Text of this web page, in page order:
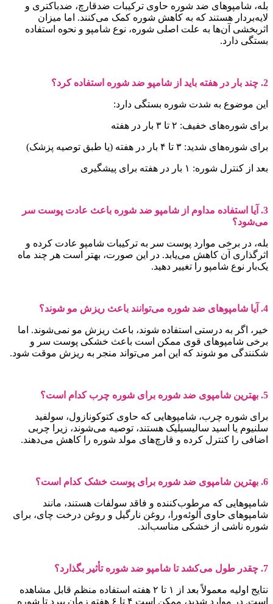
شامپوهای ضد شوره حاوی ترکیبات ضدقارچ، ضدباکتری و
هستند که به کاهش شوره کمک می‌کنند. اما میزان
آن‌ها به علت اصلی شوره، نوع شامپو و نحوه استفاده
دارد.
موضوع به شدت شوره بستگی دارد:
شوره‌های خفیف: ۲ تا ۳ بار در هفته
شوره‌های شدید: ۳ تا ۴ بار در هفته (یا طبق توصیه پزشک)
از کنترل شوره: ۱ بار در هفته برای پیشگیری
3. آیا استفاده مداوم از شامپو ضد شوره باعث عادت پوست سر
در برخی موارد پوست سر به ترکیبات شامپو عادت کرده و
آن کاهش می‌یابد. در این صورت، بهتر است هر چند ماه
نوع شامپو را تغییر دهید.
اگر به درستی استفاده شوند، باعث ریزش مو نمی‌شوند. اما
شامپوهای قوی ممکن است باعث خشکی پوست سر و
مو شوند که این امر می‌تواند منجر به ریزش موقت شود.
شوره چرب، شامپوهایی که حاوی کتوکونازول، سولفید
یا اسید سالیسیلیک هستند، توصیه می‌شوند، زیرا چربی
را کنترل کرده و قارچ‌های مولد شوره را کاهش می‌دهند.
که مرطوب‌کننده و فاقد سولفات هستند، مانند
حاوی آلوئه‌ورا، روغن نارگیل و روغن درخت چای، برای
ناشی از خشکی مناسب‌اند.
نتایج اولیه معمولاً بعد از ۱ تا ۲ هفته استفاده منظم قابل مشاهده
است. در موارد شدید، ممکن است ۴ تا ۶ هفته زمان ببرد تا شوره